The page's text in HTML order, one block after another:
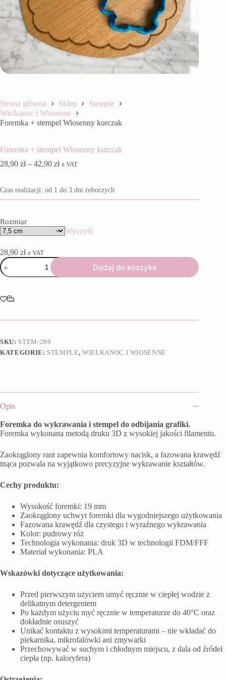
Strona główna Sklep
Stemple
Wielkanoc i Wiosenne
Foremka + stempel Wiosenny kurczak
Foremka + stempel Wiosenny kurczak
28,90 zł – 42,90 złZakres
28,90 zł
do
z VAT
Czas realizacji: od 1 do 3 dni roboczych
Rozmiar
Wyczyść
28,90 zł z VAT
ilość
Foremka
Wiosenny
kurczak
Dodaj do koszyka
SKU: STEM-289
KATEGORIE: STEMPLE,WIELKANOC I WIOSENNE
Opis
Foremka do wykrawania i stempel do odbijania grafiki.
Foremka wykonana metodą druku 3D z wysokiej jakości filamentu.
Zaokrąglony rant zapewnia komfortowy nacisk, a fazowana krawędź
tnąca pozwala na wyjątkowo precyzyjne wykrawanie kształtów.
Cechy produktu:
Wysokość foremki: 19 mm
Zaokrąglony uchwyt foremki dla wygodniejszego użytkowania
Fazowana krawędź dla czystego i wyraźnego wykrawania
Kolor: pudrowy róż
Technologia wykonania: druk 3D w technologii FDM/FFF
Materiał wykonania: PLA
Wskazówki dotyczące użytkowania:
Przed pierwszym użyciem umyć ręcznie w ciepłej wodzie z
delikatnym detergentem
Po każdym użyciu myć ręcznie w temperaturze do 40°C oraz
dokładnie osuszyć
Unikać kontaktu z wysokimi temperaturami – nie wkładać do
piekarnika, mikrofalówki ani zmywarki
Przechowywać w suchym i chłodnym miejscu, z dala od źródeł
ciepła (np. kaloryfera)